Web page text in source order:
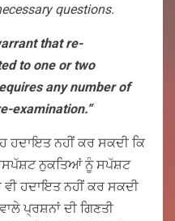
questions.
that re-
to one or two
any number of
examination.”
ਹਦਾਇਤ ਨਹੀਂ ਕਰ ਸਕਦੀ ਕਿ
ਨੁਕਤਿਆਂ ਨੂੰ ਸਪੱਸ਼ਟ
ਹਦਾਇਤ ਨਹੀਂ ਕਰ ਸਕਦੀ
ਪ੍ਰਸ਼ਨਾਂ ਦੀ ਗਿਣਤੀ